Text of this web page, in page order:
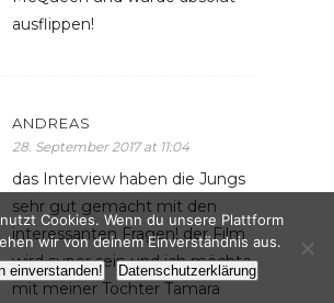
ausflippen!
ANDREAS
28. September 2017 at 11:04
das Interview haben die Jungs
sehr gut gemacht mit den
interessanten Fragen! der Film
wird super sein und ich möchte
mit meiner Tochter Tamara
Cookies. Wenn du unsere Plattform
wir von deinem Einverständnis aus.
einverstanden! Datenschutzerklärung